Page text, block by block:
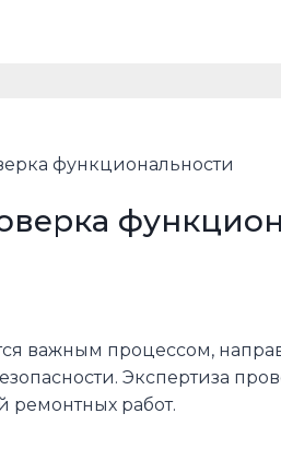
функциональности
важным процессом,
Экспертиза
ремонтных работ.